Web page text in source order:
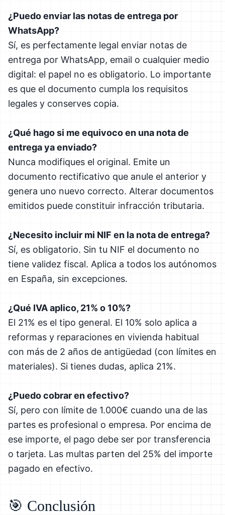
¿Puedo enviar las notas de entrega por
WhatsApp?
Sí, es perfectamente legal enviar notas de
entrega por WhatsApp, email o cualquier medio
digital: el papel no es obligatorio. Lo importante
es que el documento cumpla los requisitos
legales y conserves copia.
¿Qué hago si me equivoco en una nota de
entrega ya enviado?
Nunca modifiques el original. Emite un
documento rectificativo que anule el anterior y
genera uno nuevo correcto. Alterar documentos
emitidos puede constituir infracción tributaria.
¿Necesito incluir mi NIF en la nota de entrega?
Sí, es obligatorio. Sin tu NIF el documento no
tiene validez fiscal. Aplica a todos los autónomos
en España, sin excepciones.
¿Qué IVA aplico, 21% o 10%?
El 21% es el tipo general. El 10% solo aplica a
reformas y reparaciones en vivienda habitual
con más de 2 años de antigüedad (con límites en
materiales). Si tienes dudas, aplica 21%.
¿Puedo cobrar en efectivo?
Sí, pero con límite de 1.000€ cuando una de las
partes es profesional o empresa. Por encima de
ese importe, el pago debe ser por transferencia
o tarjeta. Las multas parten del 25% del importe
pagado en efectivo.
🎯 Conclusión